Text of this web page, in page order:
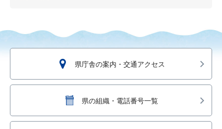
県庁舎の案内・交通アクセス
県の組織・電話番号一覧